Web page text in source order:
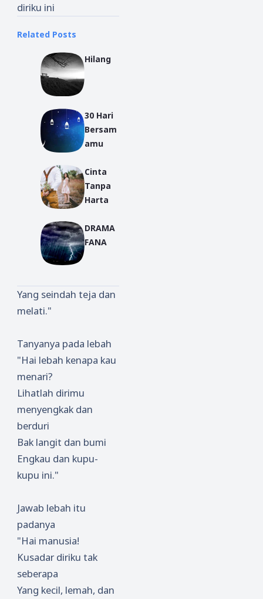
diriku ini
Related Posts
Hilang
30 Hari
Bersam
amu
Cinta
Tanpa
Harta
DRAMA
FANA
Yang seindah teja dan
melati."
Tanyanya pada lebah
"Hai lebah kenapa kau
menari?
Lihatlah dirimu
menyengkak dan
berduri
Bak langit dan bumi
Engkau dan kupu-
kupu ini."
Jawab lebah itu
padanya
"Hai manusia!
Kusadar diriku tak
seberapa
Yang kecil, lemah, dan